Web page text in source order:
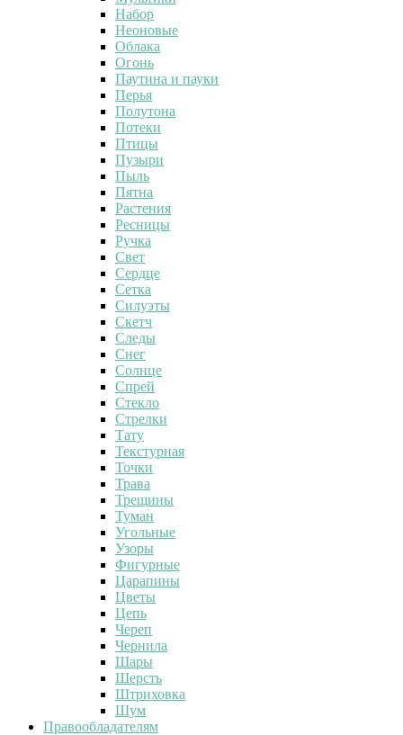
Набор
Неоновые
Облака
Огонь
Паутина и пауки
Перья
Полутона
Потеки
Птицы
Пузыри
Пыль
Пятна
Растения
Ресницы
Ручка
Свет
Сердце
Сетка
Силуэты
Скетч
Следы
Снег
Солнце
Спрей
Стекло
Стрелки
Тату
Текстурная
Точки
Трава
Трещины
Туман
Угольные
Узоры
Фигурные
Царапины
Цветы
Цепь
Череп
Чернила
Шары
Шерсть
Штриховка
Шум
Правообладателям